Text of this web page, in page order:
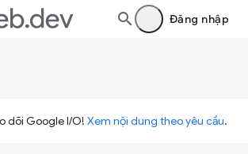
Đăng nhập
dõi Google I/O! Xem nội dung theo yêu cầu.